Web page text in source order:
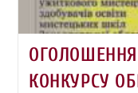
КОНКУРСУ